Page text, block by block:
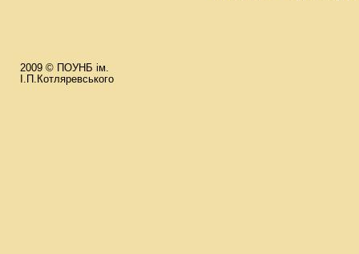
2009 © ПОУНБ ім.
І.П.Котляревського